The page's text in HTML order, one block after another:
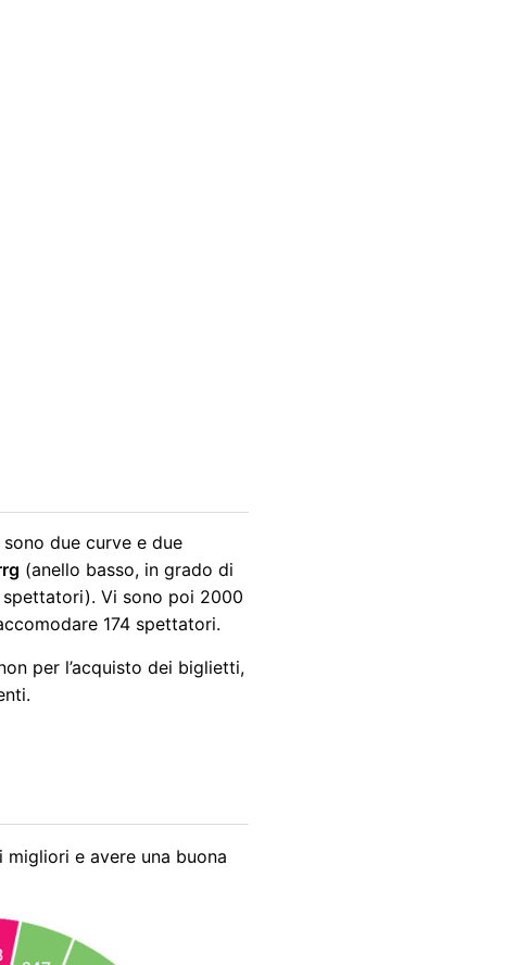
due curve e due
(anello basso, in grado di
Vi sono poi 2000
174 spettatori.
per l’acquisto dei biglietti,
e avere una buona